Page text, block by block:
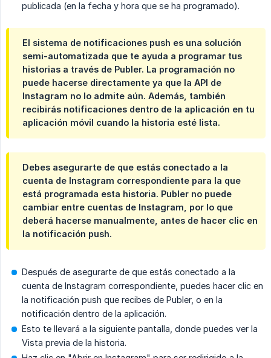
publicada (en la fecha y hora que se ha programado).
El sistema de notificaciones push es una solución
semi-automatizada que te ayuda a programar tus
historias a través de Publer. La programación no
puede hacerse directamente ya que la API de
Instagram no lo admite aún. Además, también
recibirás notificaciones dentro de la aplicación en tu
aplicación móvil cuando la historia esté lista.
Debes asegurarte de que estás conectado a la
cuenta de Instagram correspondiente para la que
está programada esta historia. Publer no puede
cambiar entre cuentas de Instagram, por lo que
deberá hacerse manualmente, antes de hacer clic en
la notificación push.
Después de asegurarte de que estás conectado a la
cuenta de Instagram correspondiente, puedes hacer clic en
la notificación push que recibes de Publer, o en la
notificación dentro de la aplicación.
Esto te llevará a la siguiente pantalla, donde puedes ver la
Vista previa de la historia.